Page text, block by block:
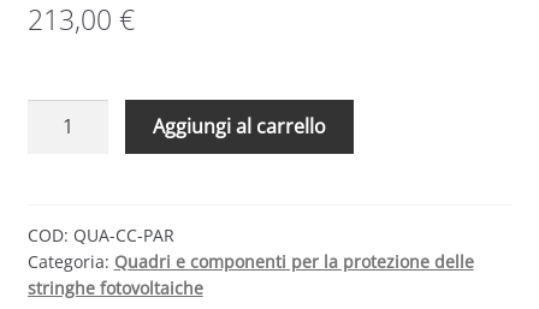
213,00 €
Quadro
continua
CC
specifico
Aggiungi al carrello
COD: QUA-CC-PAR
Categoria: Quadri e componenti per la protezione delle
stringhe fotovoltaiche